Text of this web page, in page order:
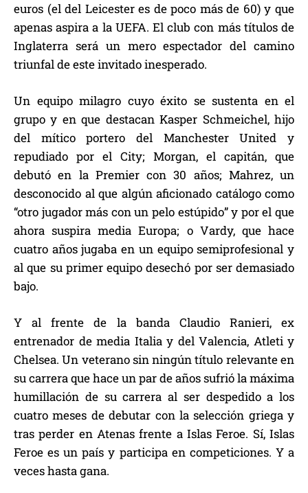
euros (el del Leicester es de poco más de 60) y que
apenas aspira a la UEFA. El club con más títulos de
Inglaterra será un mero espectador del camino
triunfal de este invitado inesperado.
Un equipo milagro cuyo éxito se sustenta en el
grupo y en que destacan Kasper Schmeichel, hijo
del mítico portero del Manchester United y
repudiado por el City; Morgan, el capitán, que
debutó en la Premier con 30 años; Mahrez, un
desconocido al que algún aficionado catálogo como
“otro jugador más con un pelo estúpido” y por el que
ahora suspira media Europa; o Vardy, que hace
cuatro años jugaba en un equipo semiprofesional y
al que su primer equipo desechó por ser demasiado
bajo.
Y al frente de la banda Claudio Ranieri, ex
entrenador de media Italia y del Valencia, Atleti y
Chelsea. Un veterano sin ningún título relevante en
su carrera que hace un par de años sufrió la máxima
humillación de su carrera al ser despedido a los
cuatro meses de debutar con la selección griega y
tras perder en Atenas frente a Islas Feroe. Sí, Islas
Feroe es un país y participa en competiciones. Y a
veces hasta gana.